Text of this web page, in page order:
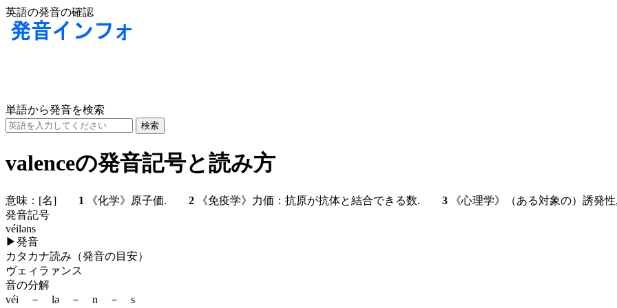
英語の発音の確認
単語から発音を検索
valenceの発音記号と読み方
意味： [名] 1 《化学》原子価. 2 《免疫学》力価：抗原が抗体と結合できる数. 3 《心理学》（ある対象の）誘発
発音記号
véiləns
▶発音
カタカナ読み（発音の目安）
ヴェィラァンス
音の分解
véi － lə － n － s